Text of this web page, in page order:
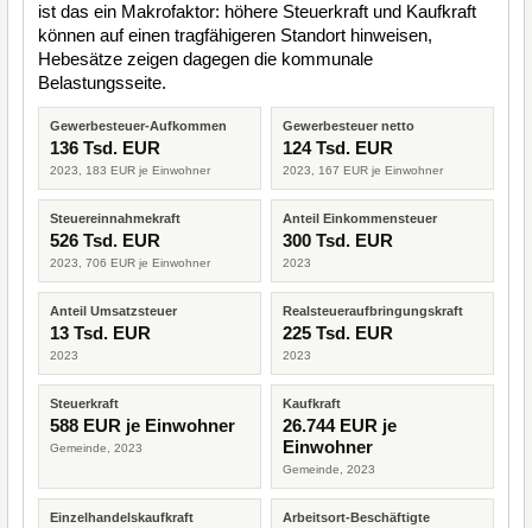
ist das ein Makrofaktor: höhere Steuerkraft und Kaufkraft
können auf einen tragfähigeren Standort hinweisen,
Hebesätze zeigen dagegen die kommunale
Belastungsseite.
Gewerbesteuer-Aufkommen
136 Tsd. EUR
2023, 183 EUR je Einwohner
Gewerbesteuer netto
124 Tsd. EUR
2023, 167 EUR je Einwohner
Steuereinnahmekraft
526 Tsd. EUR
2023, 706 EUR je Einwohner
Anteil Einkommensteuer
300 Tsd. EUR
2023
Anteil Umsatzsteuer
13 Tsd. EUR
2023
Realsteueraufbringungskraft
225 Tsd. EUR
2023
Steuerkraft
588 EUR je Einwohner
Gemeinde, 2023
Kaufkraft
26.744 EUR je
Einwohner
Gemeinde, 2023
Einzelhandelskaufkraft Arbeitsort-Beschäftigte